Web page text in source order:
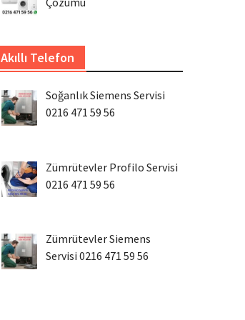
Akıllı Telefon
Soğanlık Siemens Servisi
0216 471 59 56
Zümrütevler Profilo Servisi
0216 471 59 56
Zümrütevler Siemens
Servisi 0216 471 59 56